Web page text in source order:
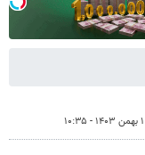
۱ بهمن ۱۴۰۳ - ۱۰:۳۵